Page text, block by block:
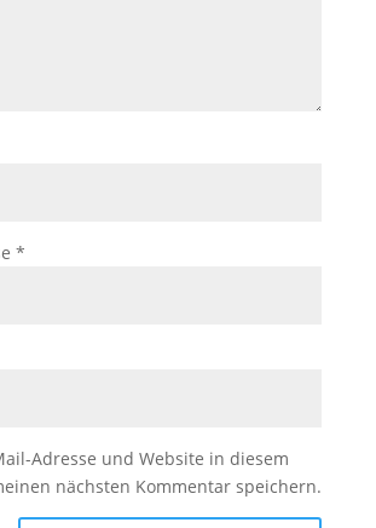
*
Adresse und Website in diesem
nächsten Kommentar speichern.